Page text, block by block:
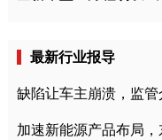
最新行业报导
缺陷让车主崩溃，监
加速新能源产品布局